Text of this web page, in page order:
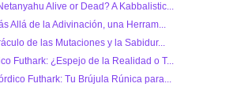
Alive or Dead? A Kabbalistic...
Allá de la Adivinación, una Herram...
de las Mutaciones y la Sabidur...
Futhark: ¿Espejo de la Realidad o T...
Futhark: Tu Brújula Rúnica para...